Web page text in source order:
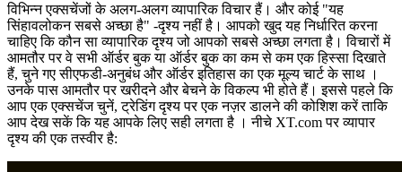
विभिन्न एक्सचेंजों के अलग-अलग व्यापारिक विचार हैं। और कोई "यह
सिंहावलोकन सबसे अच्छा है" -दृश्य नहीं है। आपको खुद यह निर्धारित करना
चाहिए कि कौन सा व्यापारिक दृश्य जो आपको सबसे अच्छा लगता है। विचारों में
आमतौर पर वे सभी ऑर्डर बुक या ऑर्डर बुक का कम से कम एक हिस्सा दिखाते
हैं, चुने गए सीएफडी-अनुबंध और ऑर्डर इतिहास का एक मूल्य चार्ट के साथ ।
उनके पास आमतौर पर खरीदने और बेचने के विकल्प भी होते हैं। इससे पहले कि
आप एक एक्सचेंज चुनें, ट्रेडिंग दृश्य पर एक नज़र डालने की कोशिश करें ताकि
आप देख सकें कि यह आपके लिए सही लगता है । नीचे XT.com पर व्यापार
दृश्य की एक तस्वीर है: